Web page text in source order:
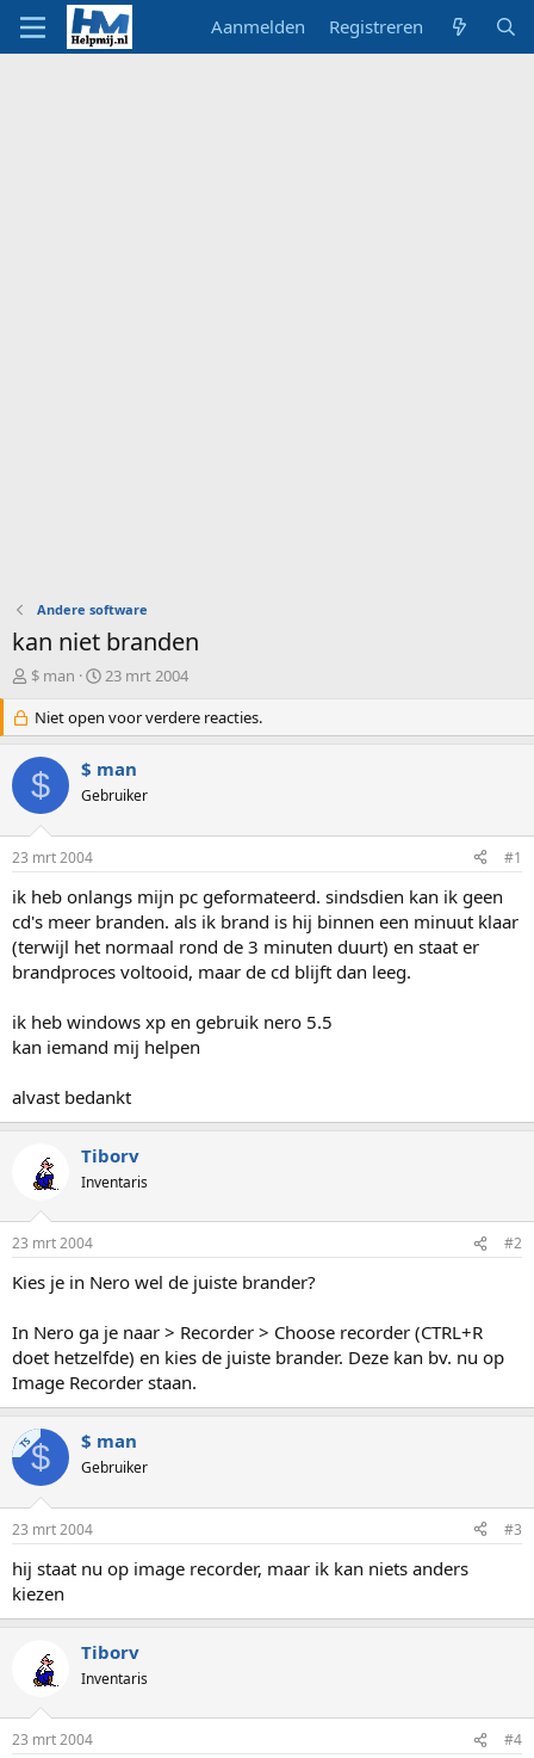
Aanmelden Registreren
Andere software
kan niet branden
O
d
e
r
w
e
s
t
a
r
t
e
$ man
S
a
r
d
a
m
23 mrt 2004
Niet open voor verdere reacties.
$ $ man
Gebruiker
23 mrt 2004 #1
ik heb onlangs mijn pc geformateerd. sindsdien kan ik geen
cd's meer branden. als ik brand is hij binnen een minuut klaar
(terwijl het normaal rond de 3 minuten duurt) en staat er
brandproces voltooid, maar de cd blijft dan leeg.
ik heb windows xp en gebruik nero 5.5
kan iemand mij helpen
alvast bedankt
Tiborv
Inventaris
23 mrt 2004 #2
Kies je in Nero wel de juiste brander?
In Nero ga je naar > Recorder > Choose recorder (CTRL+R
doet hetzelfde) en kies de juiste brander. Deze kan bv. nu op
Image Recorder staan.
TS$ $ man
Gebruiker
23 mrt 2004 #3
hij staat nu op image recorder, maar ik kan niets anders
kiezen
Tiborv
Inventaris
23 mrt 2004 #4